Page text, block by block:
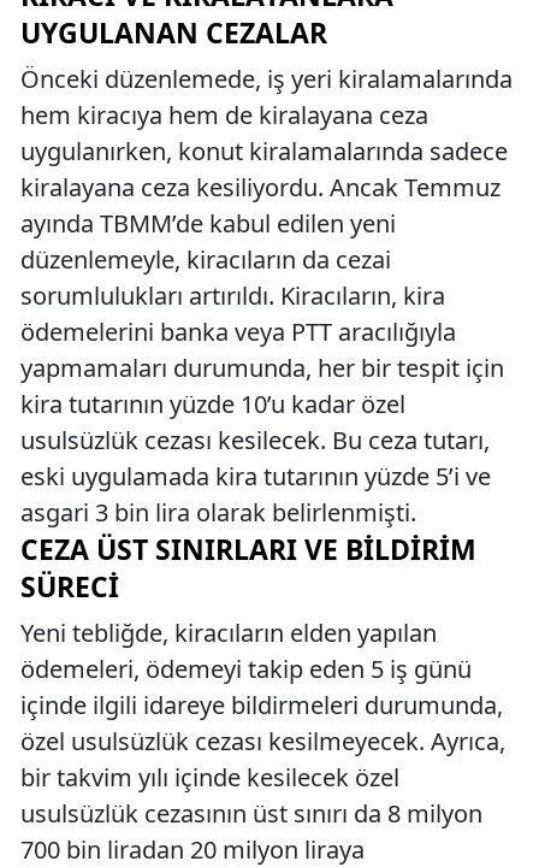
UYGULANAN CEZALAR
Önceki düzenlemede, iş yeri kiralamalarında
hem kiracıya hem de kiralayana ceza
uygulanırken, konut kiralamalarında sadece
kiralayana ceza kesiliyordu. Ancak Temmuz
ayında TBMM’de kabul edilen yeni
düzenlemeyle, kiracıların da cezai
sorumlulukları artırıldı. Kiracıların, kira
ödemelerini banka veya PTT aracılığıyla
yapmamaları durumunda, her bir tespit için
kira tutarının yüzde 10’u kadar özel
usulsüzlük cezası kesilecek. Bu ceza tutarı,
eski uygulamada kira tutarının yüzde 5’i ve
asgari 3 bin lira olarak belirlenmişti.
CEZA ÜST SINIRLARI VE BILDIRIM
SÜRECI
Yeni tebliğde, kiracıların elden yapılan
ödemeleri, ödemeyi takip eden 5 iş günü
içinde ilgili idareye bildirmeleri durumunda,
özel usulsüzlük cezası kesilmeyecek. Ayrıca,
bir takvim yılı içinde kesilecek özel
usulsüzlük cezasının üst sınırı da 8 milyon
700 bin liradan 20 milyon liraya